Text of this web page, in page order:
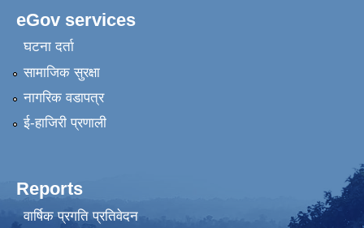
eGov services
घटना दर्ता
सामाजिक सुरक्षा
नागरिक वडापत्र
ई-हाजिरी प्रणाली
Reports
वार्षिक प्रगति प्रतिवेदन